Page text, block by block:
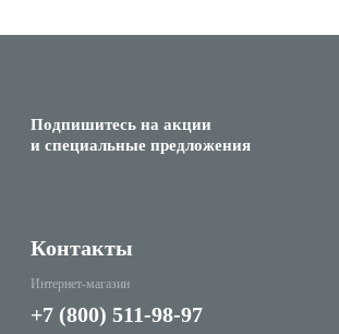
Подпишитесь на акции
и специальные предложения
Контакты
Интернет-магазин
+7 (800) 511-98-97